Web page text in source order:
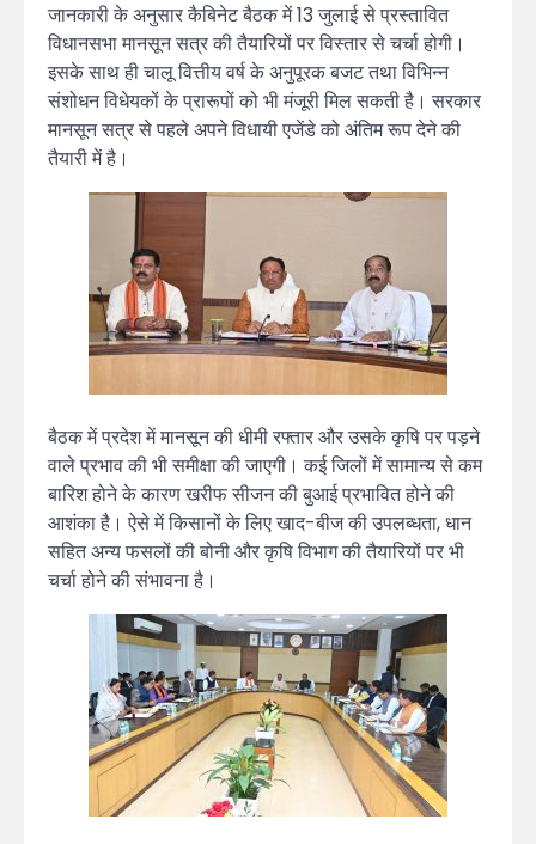
जानकारी के अनुसार कैबिनेट बैठक में 13 जुलाई से प्रस्तावित
विधानसभा मानसून सत्र की तैयारियों पर विस्तार से चर्चा होगी।
इसके साथ ही चालू वित्तीय वर्ष के अनुपूरक बजट तथा विभिन्न
संशोधन विधेयकों के प्रारूपों को भी मंजूरी मिल सकती है। सरकार
मानसून सत्र से पहले अपने विधायी एजेंडे को अंतिम रूप देने की
तैयारी में है।
बैठक में प्रदेश में मानसून की धीमी रफ्तार और उसके कृषि पर पड़ने
वाले प्रभाव की भी समीक्षा की जाएगी। कई जिलों में सामान्य से कम
बारिश होने के कारण खरीफ सीजन की बुआई प्रभावित होने की
आशंका है। ऐसे में किसानों के लिए खाद-बीज की उपलब्धता, धान
सहित अन्य फसलों की बोनी और कृषि विभाग की तैयारियों पर भी
चर्चा होने की संभावना है।